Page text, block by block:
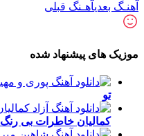
آهنـگ بعدیآهـنگ قبلی
موزیک های پیشنهاد شده
تو
کمالیان خاطرات بی رنگ